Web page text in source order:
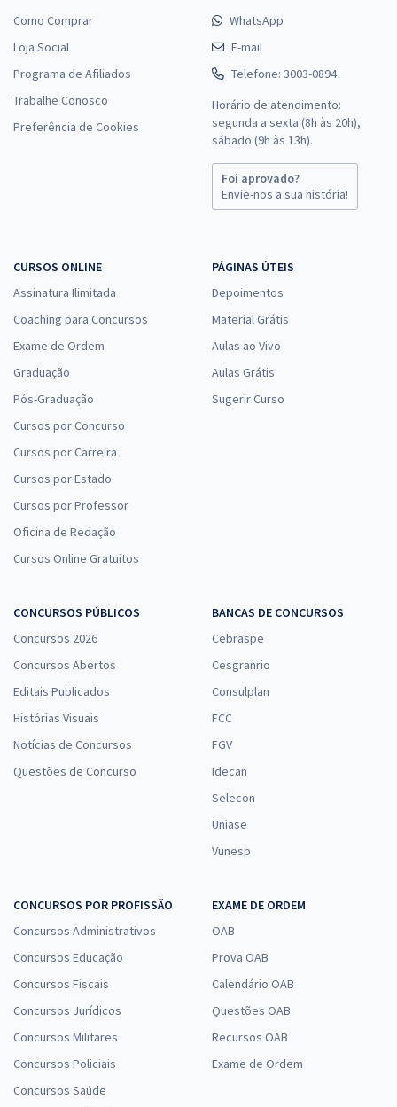
Como Comprar
Loja Social
Programa de Afiliados
Trabalhe Conosco
Preferência de Cookies
WhatsApp
E-mail
Telefone: 3003-0894
Horário de atendimento:
segunda a sexta (8h às 20h),
sábado (9h às 13h).
Foi aprovado?
Envie-nos a sua história!
CURSOS ONLINE
Assinatura Ilimitada
Coaching para Concursos
Exame de Ordem
Graduação
Pós-Graduação
Cursos por Concurso
Cursos por Carreira
Cursos por Estado
Cursos por Professor
Oficina de Redação
Cursos Online Gratuitos
PÁGINAS ÚTEIS
Depoimentos
Material Grátis
Aulas ao Vivo
Aulas Grátis
Sugerir Curso
CONCURSOS PÚBLICOS
Concursos 2026
Concursos Abertos
Editais Publicados
Histórias Visuais
Notícias de Concursos
Questões de Concurso
BANCAS DE CONCURSOS
Cebraspe
Cesgranrio
Consulplan
FCC
FGV
Idecan
Selecon
Uniase
Vunesp
CONCURSOS POR PROFISSÃO
Concursos Administrativos
Concursos Educação
Concursos Fiscais
Concursos Jurídicos
Concursos Militares
Concursos Policiais
Concursos Saúde
EXAME DE ORDEM
OAB
Prova OAB
Calendário OAB
Questões OAB
Recursos OAB
Exame de Ordem